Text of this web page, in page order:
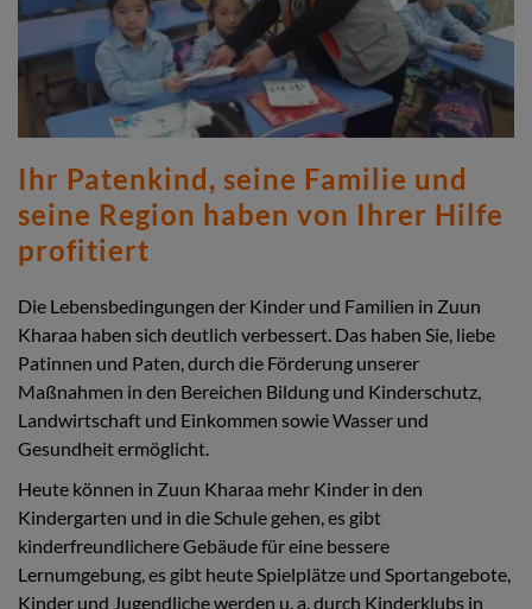
Ihr Patenkind, seine Familie und
seine Region haben von Ihrer Hilfe
profitiert
Die Lebensbedingungen der Kinder und Familien in Zuun
Kharaa haben sich deutlich verbessert. Das haben Sie, liebe
Patinnen und Paten, durch die Förderung unserer
Maßnahmen in den Bereichen Bildung und Kinderschutz,
Landwirtschaft und Einkommen sowie Wasser und
Gesundheit ermöglicht.
Heute können in Zuun Kharaa mehr Kinder in den
Kindergarten und in die Schule gehen, es gibt
kinderfreundlichere Gebäude für eine bessere
Lernumgebung, es gibt heute Spielplätze und Sportangebote,
Kinder und Jugendliche werden u. a. durch Kinderklubs in